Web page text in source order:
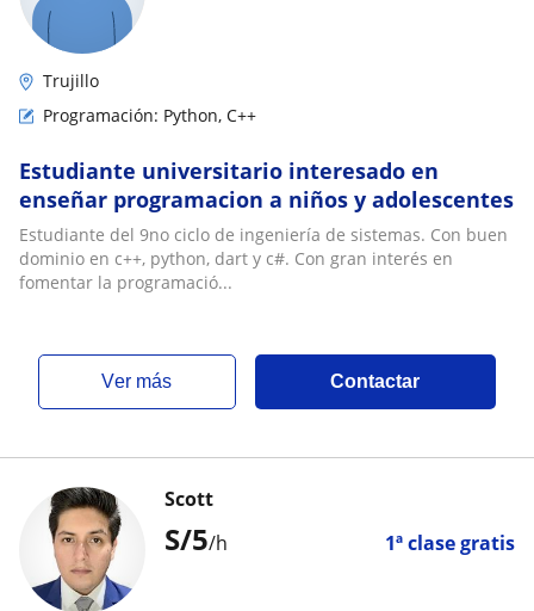
Trujillo
Programación: Python, C++
Estudiante universitario interesado en
enseñar programacion a niños y adolescentes
Estudiante del 9no ciclo de ingeniería de sistemas. Con buen
dominio en c++, python, dart y c#. Con gran interés en
fomentar la programació...
ver más Contactar
S/5/h 1ª clase gratis
Scott